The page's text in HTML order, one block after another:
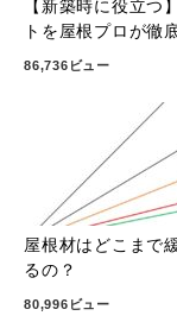
【新築時に役立つ
トを屋根プロが徹
86,736ビュー
屋根材はどこまで
るの？
80,996ビュー